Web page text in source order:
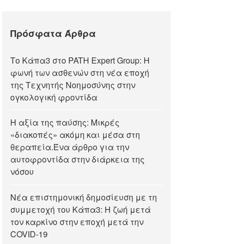
Πρόσφατα Άρθρα
Tο Κάπα3 στο PATH Expert Group: Η
φωνή των ασθενών στη νέα εποχή
της Τεχνητής Νοημοσύνης στην
ογκολογική φροντίδα
Η αξία της παύσης: Μικρές
«διακοπές» ακόμη και μέσα στη
θεραπεία.Ένα άρθρο για την
αυτοφροντίδα στην διάρκεια της
νόσου
Νέα επιστημονική δημοσίευση με τη
συμμετοχή του Κάπα3: Η ζωή μετά
τον καρκίνο στην εποχή μετά την
COVID-19